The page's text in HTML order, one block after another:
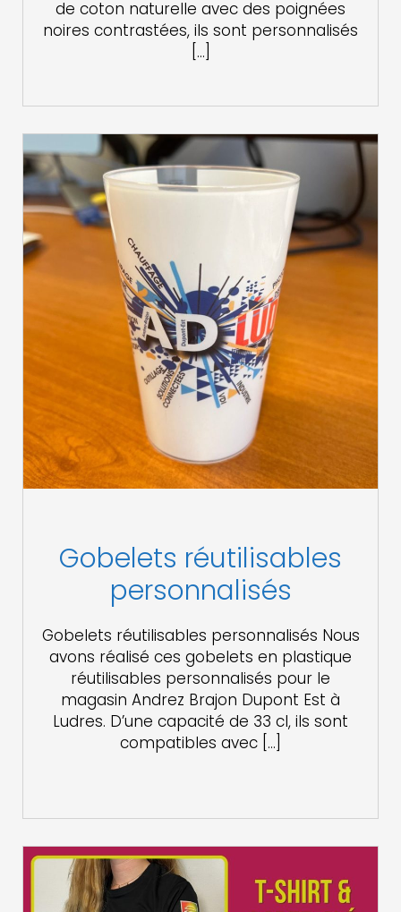
de coton naturelle avec des poignées
noires contrastées, ils sont personnalisés
[…]
Gobelets réutilisables
personnalisés
Gobelets réutilisables personnalisés Nous
avons réalisé ces gobelets en plastique
réutilisables personnalisés pour le
magasin Andrez Brajon Dupont Est à
Ludres. D’une capacité de 33 cl, ils sont
compatibles avec […]